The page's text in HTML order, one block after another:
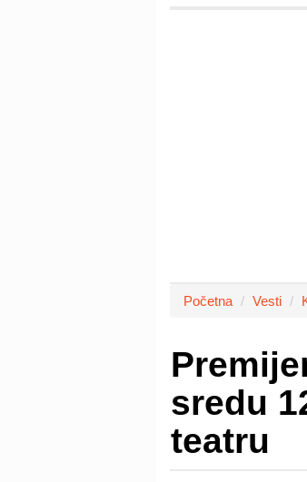
Početna Vesti
sredu
teatru